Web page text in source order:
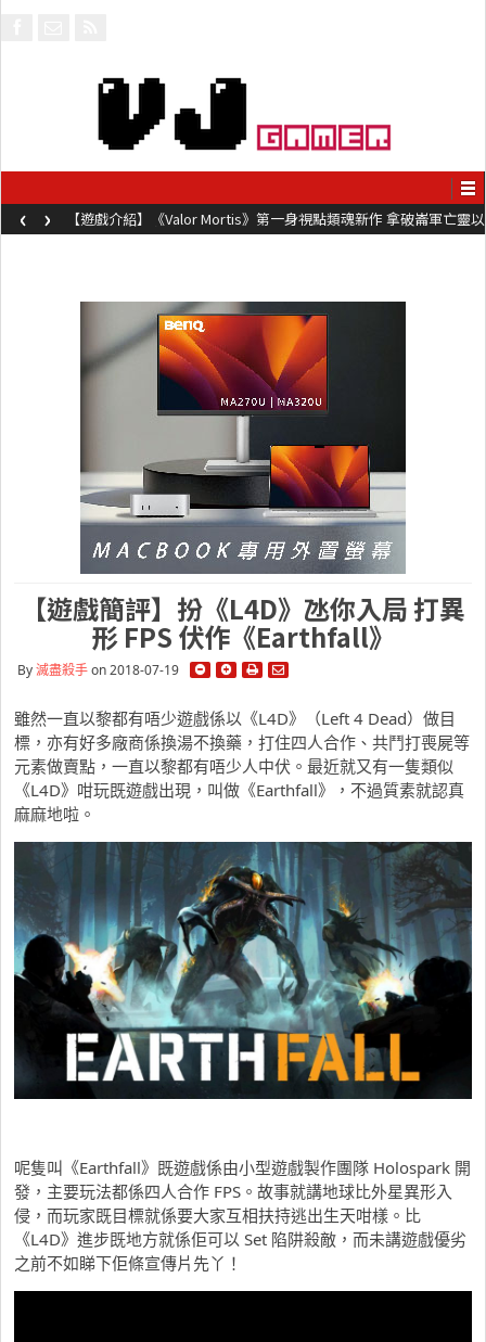
【遊戲介紹】《Valor Mortis》第一身視點類魂新作 拿破崙軍亡靈以
槍械劍與魔法殺敵
‹ ›
【遊戲簡評】扮《L4D》氹你入局 打異
形 FPS 伏作《Earthfall》
By滅盡殺手on 2018-07-19
雖然一直以黎都有唔少遊戲係以《L4D》（Left 4 Dead）做目
標，亦有好多廠商係換湯不換藥，打住四人合作、共鬥打喪屍等
元素做賣點，一直以黎都有唔少人中伏。最近就又有一隻類似
《L4D》咁玩既遊戲出現，叫做《Earthfall》，不過質素就認真
麻麻地啦。
呢隻叫《Earthfall》既遊戲係由小型遊戲製作團隊 Holospark 開
發，主要玩法都係四人合作 FPS。故事就講地球比外星異形入
侵，而玩家既目標就係要大家互相扶持逃出生天咁樣。比
《L4D》進步既地方就係佢可以 Set 陷阱殺敵，而未講遊戲優劣
之前不如睇下佢條宣傳片先丫！